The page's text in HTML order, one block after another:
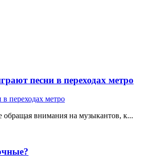
песни в переходах метро
обращая внимания на музыкантов, к...